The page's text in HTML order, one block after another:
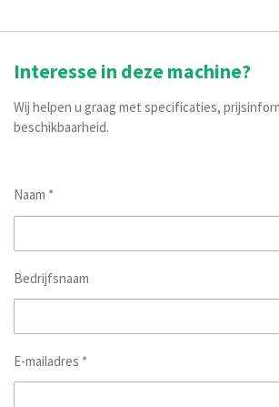
Interesse in deze machine?
Wij helpen u graag met specificaties,
beschikbaarheid.
Naam *
Bedrijfsnaam
E-mailadres *